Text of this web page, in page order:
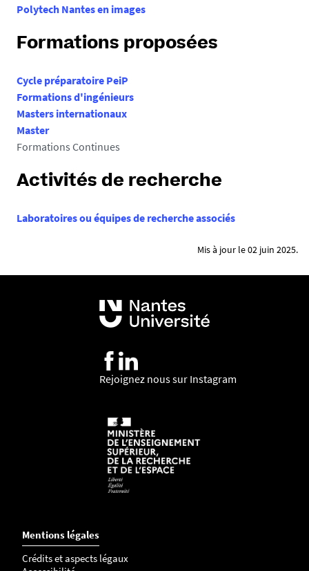
Polytech Nantes en images
Formations proposées
Cycle préparatoire PeiP
Formations d'ingénieurs
Masters internationaux
Master
Formations Continues
Activités de recherche
Laboratoires ou équipes de recherche associés
Mis à jour le 02 juin 2025.
Rejoignez nous sur Instagram
Mentions légales
Crédits et aspects légaux